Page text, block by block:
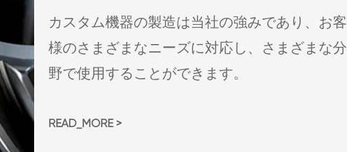
カスタム機器の製造は当社の強みであり、お客
様のさまざまなニーズに対応し、さまざまな分
野で使用することができます。
READ_MORE >